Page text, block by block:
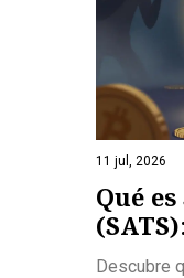
11 jul, 2026
Qué
cómo
Descubre